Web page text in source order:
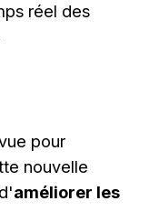
réel des
pour
nouvelle
améliorer les